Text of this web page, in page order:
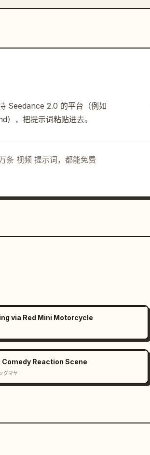
Seedance 2.0 的平台（例如
），把提示词粘贴进去。
条 视频 提示词，都能免费
via Red Mini Motorcycle
Comedy Reaction Scene
グマヤ